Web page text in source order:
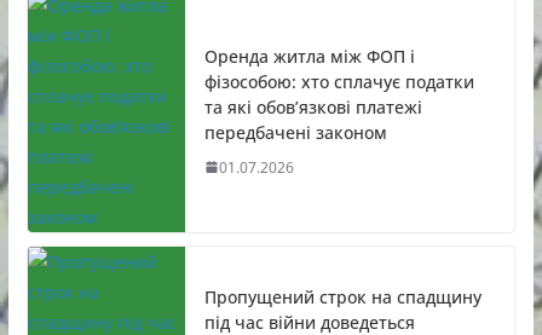
Оренда житла між ФОП і
фізособою: хто сплачує податки
та які обов’язкові платежі
передбачені законом
01.07.2026
Пропущений строк на спадщину
під час війни доведеться